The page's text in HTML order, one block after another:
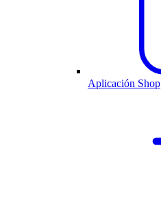
Aplicación Shop